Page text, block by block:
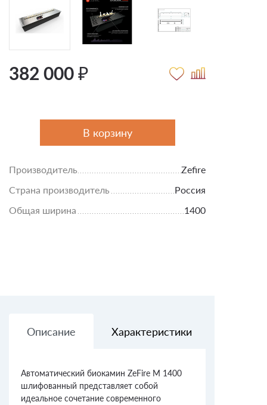
382 000 ₽
В корзину
Производитель
Zefire
Страна производитель
Россия
Общая ширина
1400
Описание Характеристики
Автоматический биокамин ZeFire М 1400
шлифованный представляет собой
идеальное сочетание современного